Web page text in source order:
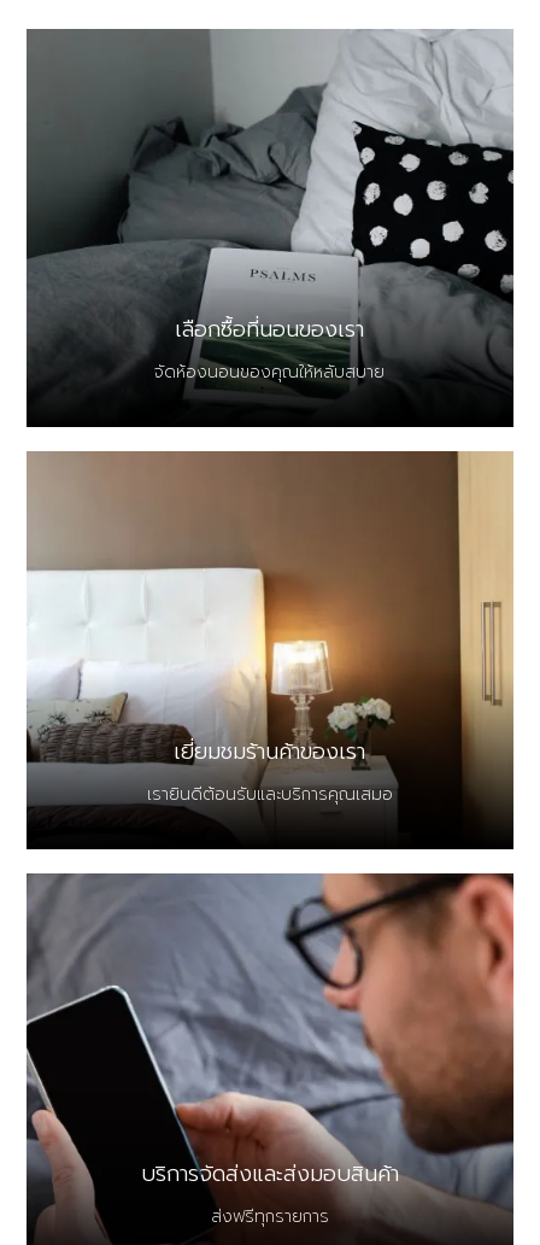
เลือกซื้อที่นอนของเรา
จัดห้องนอนของคุณให้หลับสบาย
เยี่ยมชมร้านค้าของเรา
เรายินดีต้อนรับและบริการคุณเสมอ
บริการจัดส่งและส่งมอบสินค้า
ส่งฟรีทุกรายการ